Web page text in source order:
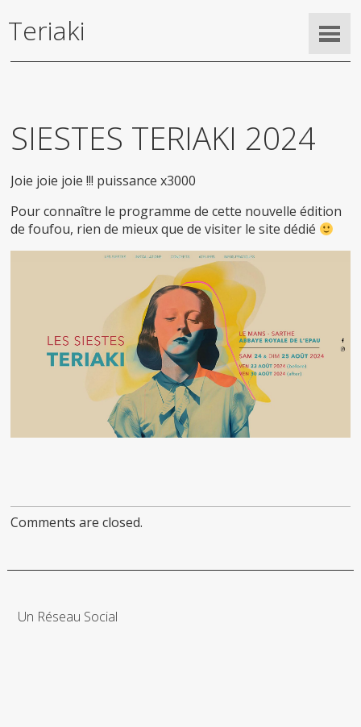
Teriaki
SIESTES TERIAKI 2024
Joie joie joie !!! puissance x3000
Pour connaître le programme de cette nouvelle édition
de foufou, rien de mieux que de visiter le site dédié
Comments are closed.
Un Réseau Social